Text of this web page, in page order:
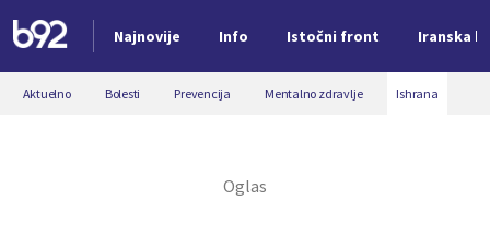
Najnovije Info Istočni front Iranska
Nova vest
Aktuelno Bolesti Prevencija Mentalno zdravlje Ishrana